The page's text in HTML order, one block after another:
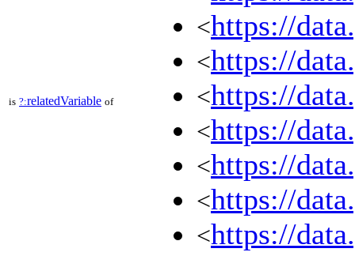
is ?:relatedVariable of
<https://
<https://
<https://
<https://
<https://
<https://
<https://